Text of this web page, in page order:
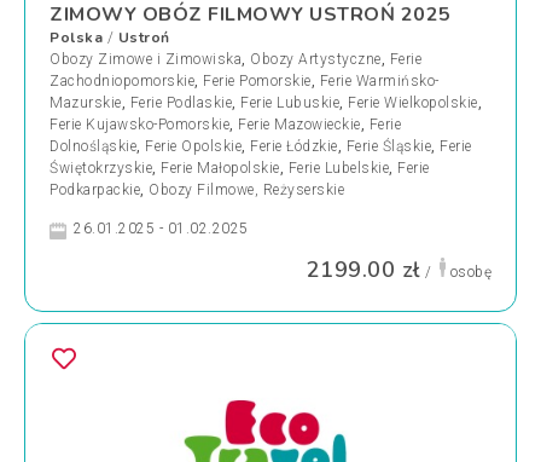
ZIMOWY OBÓZ FILMOWY USTROŃ 2025
Polska / Ustroń
Obozy Zimowe i Zimowiska, Obozy Artystyczne, Ferie
Zachodniopomorskie, Ferie Pomorskie, Ferie Warmińsko-
Mazurskie, Ferie Podlaskie, Ferie Lubuskie, Ferie Wielkopolskie,
Ferie Kujawsko-Pomorskie, Ferie Mazowieckie, Ferie
Dolnośląskie, Ferie Opolskie, Ferie Łódzkie, Ferie Śląskie, Ferie
Świętokrzyskie, Ferie Małopolskie, Ferie Lubelskie, Ferie
Podkarpackie, Obozy Filmowe, Reżyserskie
26.01.2025 - 01.02.2025
2199.00 zł / osobę